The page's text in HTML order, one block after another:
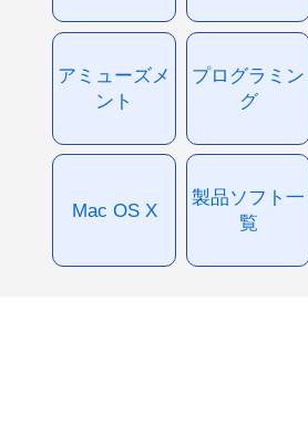
アミューズメ
ント
プログラミン
グ
Mac OS X
製品ソフト一
覧